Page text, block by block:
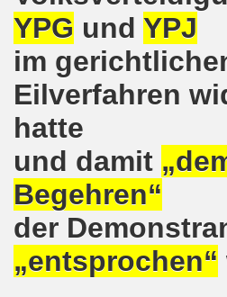
YPG und YPJ
im
Eilverfahren
hatte
und damit
Begehren“
der
„entsprochen“
16 Jahre
Bewegung - Jubiläum am
im Kampf um Arbeitsplätze
Bewegung reiht sich ein am
und die einzigartige Show-
Bewegung am 08.06.2020
am 25.05.2020: